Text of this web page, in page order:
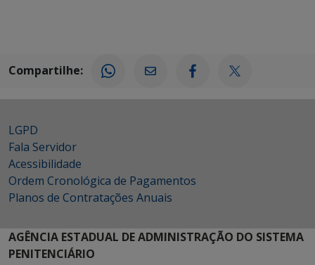
Compartilhe:
LGPD
Fala Servidor
Acessibilidade
Ordem Cronológica de Pagamentos
Planos de Contratações Anuais
AGÊNCIA ESTADUAL DE ADMINISTRAÇÃO DO SISTEMA
PENITENCIÁRIO